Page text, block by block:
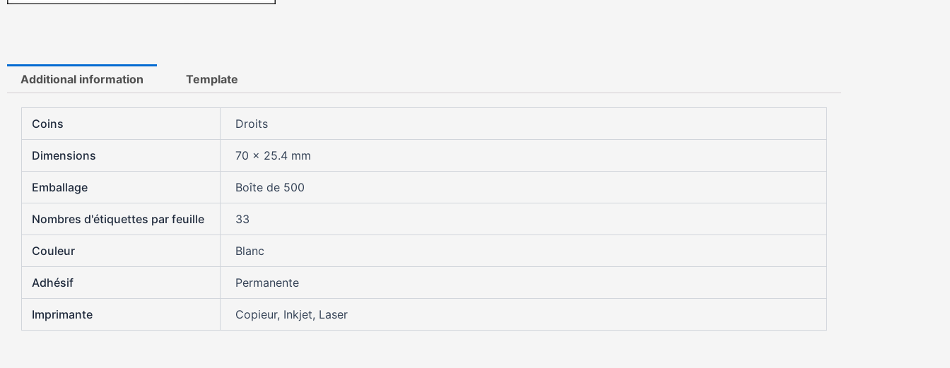
Additional information Template
Coins Droits
Dimensions 70 x 25.4 mm
Emballage Boîte de 500
Nombres d'étiquettes par feuille 33
Couleur Blanc
Adhésif Permanente
Imprimante Copieur, Inkjet, Laser